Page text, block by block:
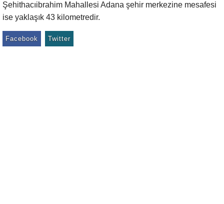
Şehithacıibrahim Mahallesi Adana şehir merkezine mesafesi
ise yaklaşık 43 kilometredir.
Facebook Twitter